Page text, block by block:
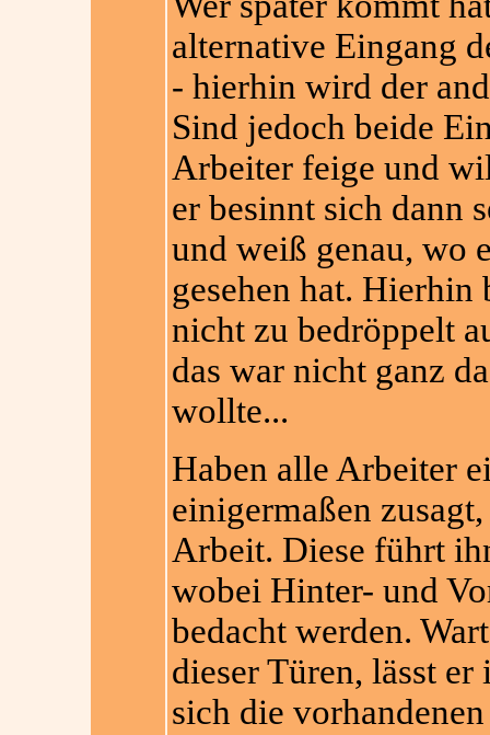
alternative Eingang
- hierhin wird der
Sind jedoch beide
Arbeiter feige und
er besinnt sich dann
und weiß genau, wo
gesehen hat.
nicht zu bedröppelt
das war nicht ganz
wollte...
Haben alle Arbeiter
einigermaßen
Arbeit. Diese führt
wobei Hinter- und
bedacht werden.
dieser Türen, lässt
sich die